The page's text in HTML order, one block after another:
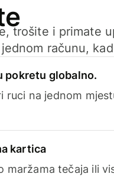
trošite i primate
računu,
pokretu globalno.
ruci na jednom
kartica
maržama tečaja ili